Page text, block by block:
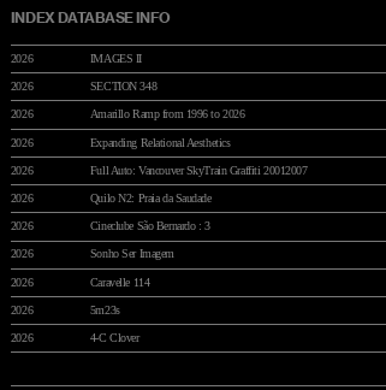
INDEX DATABASEINFO
2026 IMAGES II
2026 SECTION 348
2026 Amarillo Ramp from 1996 to 2026
2026 Expanding Relational Aesthetics
2026 Full Auto: Vancouver SkyTrain Graffiti 20012007
2026 Quilo N2: Praia da Saudade
2026 Cineclube São Bernardo : 3
2026 Sonho Ser Imagem
2026 Caravelle 114
2026 5m23s
2026 4-C Clover